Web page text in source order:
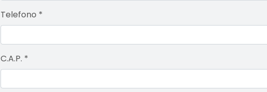
Telefono *
C.A.P. *